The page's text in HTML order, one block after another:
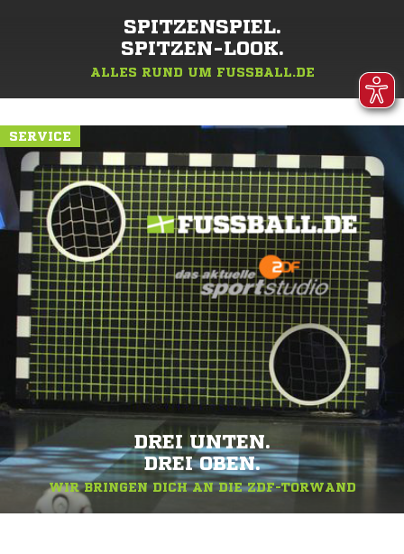
SPITZENSPIEL.
SPITZEN-LOOK.
ALLES RUND UM FUSSBALL.DE
SERVICE
DREI UNTEN.
DREI OBEN.
WIR BRINGEN DICH AN DIE ZDF-TORWAND